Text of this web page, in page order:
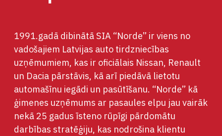
1991.gadā dibinātā SIA “Norde” ir viens no
vadošajiem Latvijas auto tirdzniecības
uzņēmumiem, kas ir oficiālais Nissan, Renault
un Dacia pārstāvis, kā arī piedāvā lietotu
automašīnu iegādi un pasūtīšanu. “Norde” kā
ģimenes uzņēmums ar pasaules elpu jau vairāk
nekā 25 gadus īsteno rūpīgi pārdomātu
darbības stratēģiju, kas nodrošina klientu